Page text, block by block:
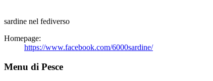
sardine nel fediverso
Homepage:
https://www.facebook.com/6000sardine/
Menu di Pesce